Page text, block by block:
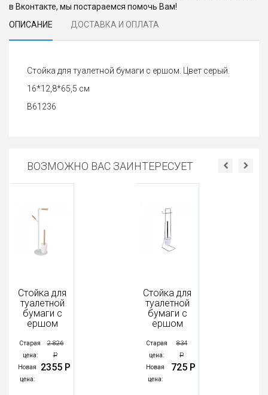
в Вконтакте, мы постараемся помочь Вам!
ОПИСАНИЕ
ДОСТАВКА И ОПЛАТА
Стойка для туалетной бумаги с ершом. Цвет серый.
16*12,8*65,5 см
В61236
ВОЗМОЖНО ВАС ЗАИНТЕРЕСУЕТ
Стойка для
туалетной
бумаги с
ершом
Старая
цена:
2 826
Р
Новая
цена:
2355 Р
Стойка для
туалетной
бумаги с
ершом
Старая
цена:
834
Р
Новая
цена:
725 Р